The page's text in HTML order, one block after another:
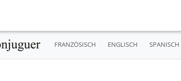
FRANZÖSISCH ENGLISCH SPANISCH